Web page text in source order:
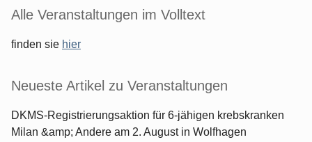
Seitenleiste
Alle Veranstaltungen im Volltext
finden sie hier
Neueste Artikel zu Veranstaltungen
DKMS-Registrierungsaktion für 6-jähigen krebskranken
Milan &amp; Andere am 2. August in Wolfhagen